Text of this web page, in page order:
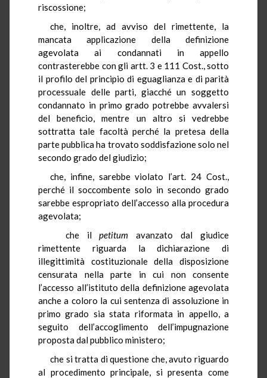
riscossione;
che, inoltre, ad avviso del rimettente, la
mancata applicazione della definizione
agevolata ai condannati in appello
contrasterebbe con gli artt. 3 e 111 Cost., sotto
il profilo del principio di eguaglianza e di parità
processuale delle parti, giacché un soggetto
condannato in primo grado potrebbe avvalersi
del beneficio, mentre un altro si vedrebbe
sottratta tale facoltà perché la pretesa della
parte pubblica ha trovato soddisfazione solo nel
secondo grado del giudizio;
che, infine, sarebbe violato l’art. 24 Cost.,
perché il soccombente solo in secondo grado
sarebbe espropriato dell’accesso alla procedura
agevolata;
che ilpetitum avanzato dal giudice
rimettente riguarda la dichiarazione di
illegittimità costituzionale della disposizione
censurata nella parte in cui non consente
l’accesso all’istituto della definizione agevolata
anche a coloro la cui sentenza di assoluzione in
primo grado sia stata riformata in appello, a
seguito dell’accoglimento dell’impugnazione
proposta dal pubblico ministero;
che si tratta di questione che, avuto riguardo
al procedimento principale, si presenta come